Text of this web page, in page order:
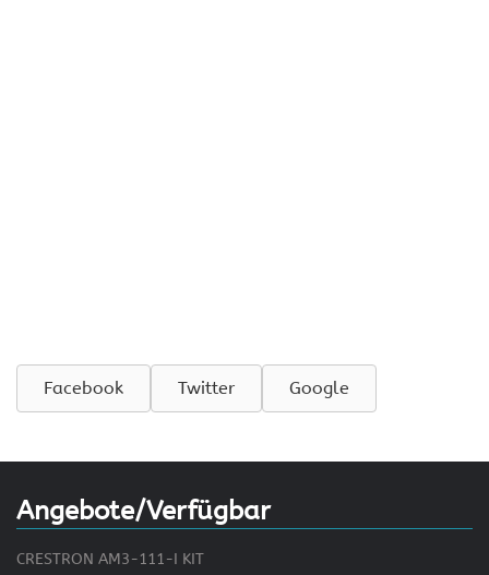
Facebook Twitter Google
Angebote/Verfügbar
CRESTRON AM3-111-I KIT